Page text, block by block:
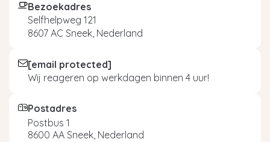
Bezoekadres
Selfhelpweg 121
8607 AC Sneek, Nederland
[email protected]
Wij reageren op werkdagen binnen 4 uur!
Postadres
Postbus 1
8600 AA Sneek, Nederland